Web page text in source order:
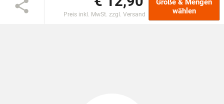
Preis inkl. MwSt. zzgl. Versand
Größe & Mengen
wählen